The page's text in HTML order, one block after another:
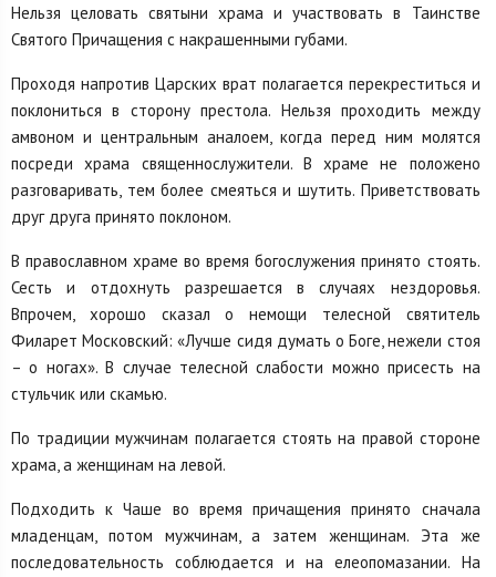
Нельзя целовать святыни храма и участвовать в Таинстве
Святого Причащения с накрашенными губами.
Проходя напротив Царских врат полагается перекреститься и
поклониться в сторону престола. Нельзя проходить между
амвоном и центральным аналоем, когда перед ним молятся
посреди храма священнослужители. В храме не положено
разговаривать, тем более смеяться и шутить. Приветствовать
друг друга принято поклоном.
В православном храме во время богослужения принято стоять.
Сесть и отдохнуть разрешается в случаях нездоровья.
Впрочем, хорошо сказал о немощи телесной святитель
Филарет Московский: «Лучше сидя думать о Боге, нежели стоя
– о ногах». В случае телесной слабости можно присесть на
стульчик или скамью.
По традиции мужчинам полагается стоять на правой стороне
храма, а женщинам на левой.
Подходить к Чаше во время причащения принято сначала
младенцам, потом мужчинам, а затем женщинам. Эта же
последовательность соблюдается и на елеопомазании. На